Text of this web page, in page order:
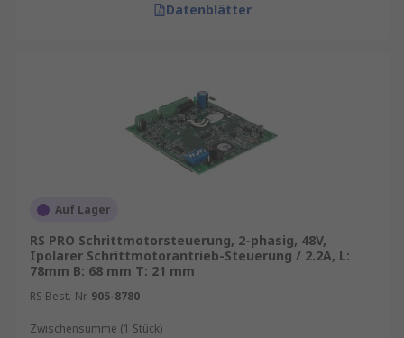
Datenblätter
Auf Lager
RS PRO Schrittmotorsteuerung, 2-phasig, 48V,
Ipolarer Schrittmotorantrieb-Steuerung / 2.2A, L:
78mm B: 68 mm T: 21 mm
RS Best.-Nr. 905-8780
Zwischensumme (1 Stück)